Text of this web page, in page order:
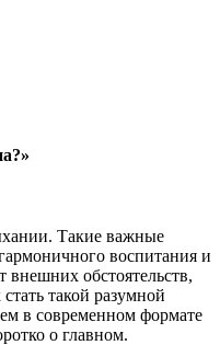
Такие важные
воспитания и
внешних обстоятельств,
такой разумной
в современном формате
о главном.